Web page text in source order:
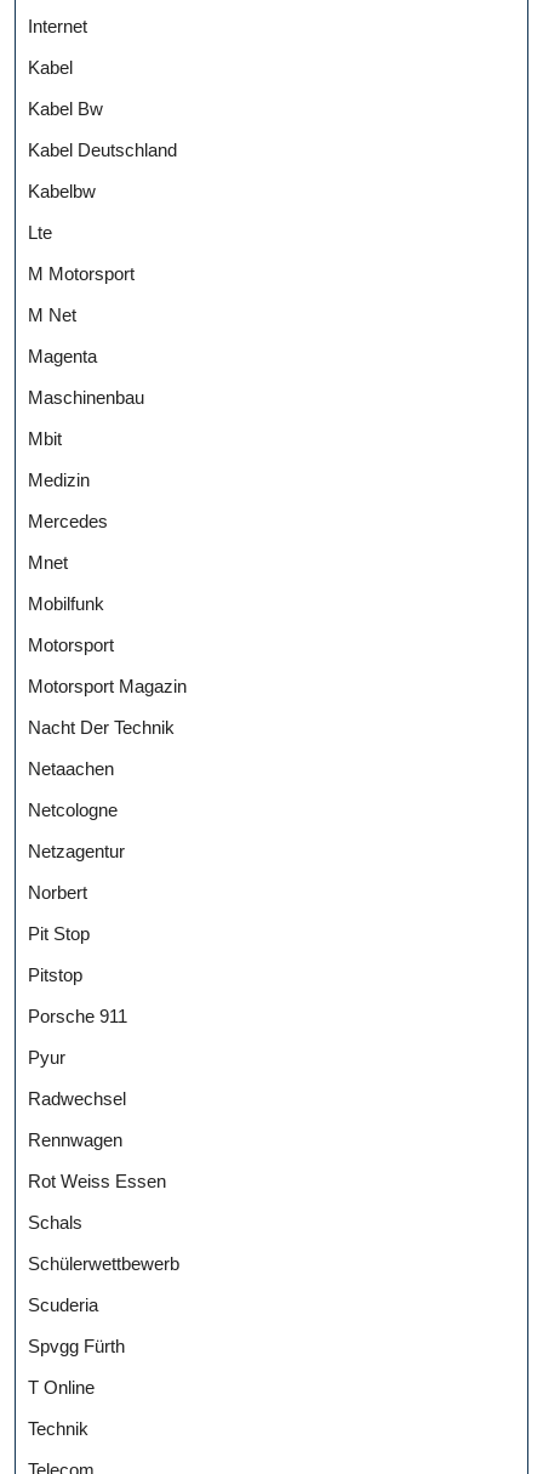
Internet
Kabel
Kabel Bw
Kabel Deutschland
Kabelbw
Lte
M Motorsport
M Net
Magenta
Maschinenbau
Mbit
Medizin
Mercedes
Mnet
Mobilfunk
Motorsport
Motorsport Magazin
Nacht Der Technik
Netaachen
Netcologne
Netzagentur
Norbert
Pit Stop
Pitstop
Porsche 911
Pyur
Radwechsel
Rennwagen
Rot Weiss Essen
Schals
Schülerwettbewerb
Scuderia
Spvgg Fürth
T Online
Technik